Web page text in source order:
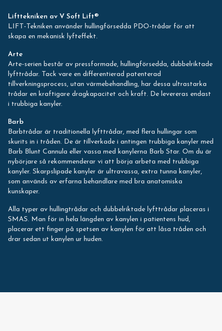
Lifttekniken av V Soft Lift®
LIFT-Tekniken använder hullingförsedda PDO-trådar för att
skapa en mekanisk lyfteffekt.
Arte
Arte-serien består av pressformade, hullingförsedda, dubbelriktade
lyfttrådar. Tack vare en differentierad patenterad
tillverkningsprocess, utan värmebehandling, har dessa ultrastarka
trådar en kraftigare dragkapacitet och kraft. De levereras endast
i trubbiga kanyler.
Barb
Barbtrådar är traditionella lyfttrådar, med flera hullingar som
skurits in i tråden. De är tillverkade i antingen trubbiga kanyler med
Barb Blunt Cannula eller vassa med kanylerna Barb Star. Om du är
nybörjare så rekommenderar vi att börja arbeta med trubbiga
kanyler. Skarpslipade kanyler är ultravassa, extra tunna kanyler,
som används av erfarna behandlare med bra anatomiska
kunskaper.
Alla typer av hullingtrådar och dubbelriktade lyfttrådar placeras i
SMAS. Man för in hela längden av kanylen i patientens hud,
placerar ett finger på spetsen av kanylen för att låsa tråden och
drar sedan ut kanylen ur huden.